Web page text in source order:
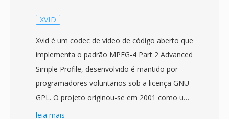
O CAVS, também referido como AVS1, alcança
H.264/AVC enquanto utiliza uma estrutura de
patentes mais simples com custos de
licenciamento significativamente menores. O
padrão suporta resoluções de vídeo desde
definição padrão até alta definição, tornando-o
XVID
Xvid é um codec de vídeo de código aberto que
implementa o padrão MPEG-4 Part 2 Advanced
Simple Profile, desenvolvido é mantido por
programadores voluntarios sob a licença GNU
GPL. O projeto originou-se em 2001 como um
fork do código-fonte OpenDivX depois que a
leia mais